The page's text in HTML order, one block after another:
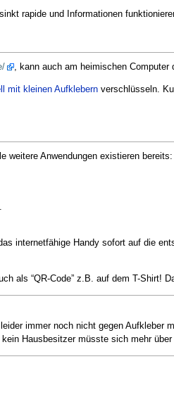
rapide und Informationen
, kann auch am heimischen Computer
mit kleinen Aufklebernverschlüsseln.
weitere Anwendungen existieren bereits:
internetfähige Handy sofort auf die
als “QR-Code” z.B. auf dem T-Shirt!
immer noch nicht gegen
Hausbesitzer müsste sich mehr